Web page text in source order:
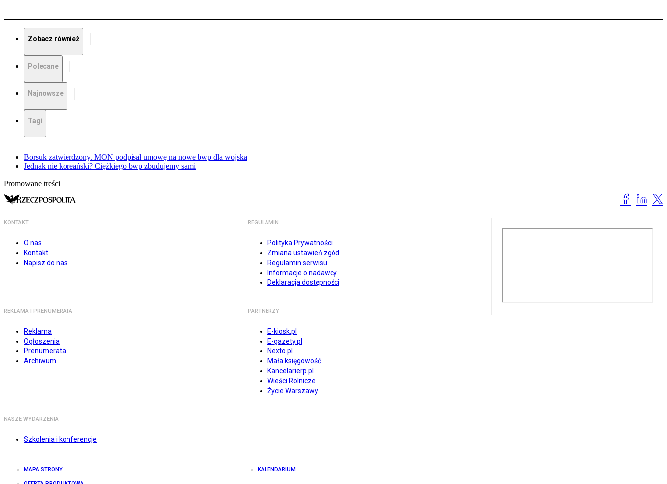
Zobacz również
Polecane
Najnowsze
Tagi
Borsuk zatwierdzony. MON podpisał umowę na nowe bwp dla wojska
Jednak nie koreański? Ciężkiego bwp zbudujemy sami
Promowane treści
KONTAKT
O nas
Kontakt
Napisz do nas
REGULAMIN
Polityka Prywatności
Zmiana ustawień zgód
Regulamin serwisu
Informacje o nadawcy
Deklaracja dostępności
REKLAMA I PRENUMERATA
Reklama
Ogłoszenia
Prenumerata
Archiwum
PARTNERZY
E-kiosk.pl
E-gazety.pl
Nexto.pl
Mała księgowość
Kancelarierp.pl
Wieści Rolnicze
Życie Warszawy
NASZE WYDARZENIA
Szkolenia i konferencje
MAPA STRONY KALENDARIUM